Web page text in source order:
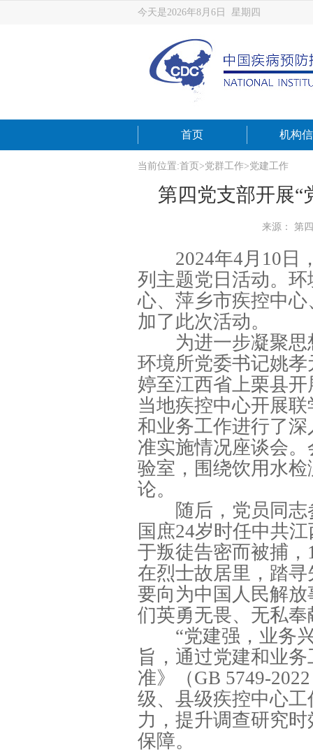
今天是2026年8月6日 星期四
首页 机构
当前位置:首页 >党群工作>党建工作
第四党支部开展“
来源： 第
2024年4月10日，
列主题党日活动。
心、萍乡市疾控中
加了此次活动。
为进一步凝聚思
环境所党委书记姚
婷至江西省上栗县
当地疾控中心开展
和业务工作进行了
准实施情况座谈会
验室，围绕饮用水
论。
随后，党员同志
国庶24岁时任中共
于叛徒告密而被捕
在烈士故居里，踏
要向为中国人民解
们英勇无畏、无私
“党建强，业务兴”
旨，通过党建和业
准》（GB 5749-
级、县级疾控中心
力，提升调查研究
保障。